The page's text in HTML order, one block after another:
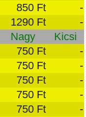
850 Ft
-
1290 Ft
-
Nagy
Kicsi
750 Ft
-
750 Ft
-
750 Ft
-
750 Ft
-
750 Ft
-